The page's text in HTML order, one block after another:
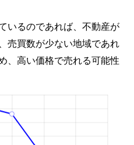
いるのであれば、不動産が
売買数が少ない地域であれ
、高い価格で売れる可能性